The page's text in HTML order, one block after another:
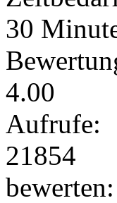
30
4.00
Aufrufe:
21854
bewerten: